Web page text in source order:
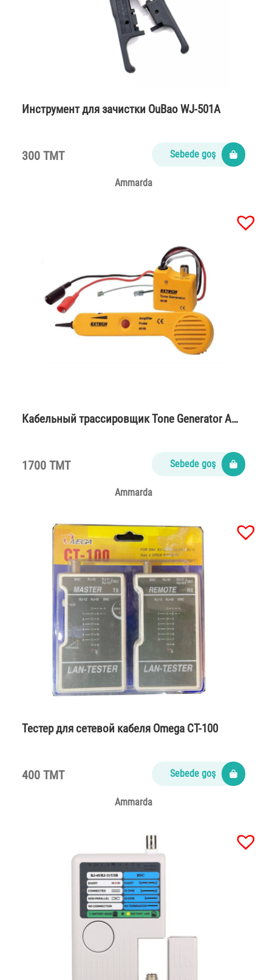
Инструмент для зачистки OuBao WJ-501A
300 TMT Sebede goş
Ammarda
Кабельный трассировщик Tone Generator A…
1700 TMT Sebede goş
Ammarda
Тестер для сетевой кабеля Omega CT-100
400 TMT Sebede goş
Ammarda